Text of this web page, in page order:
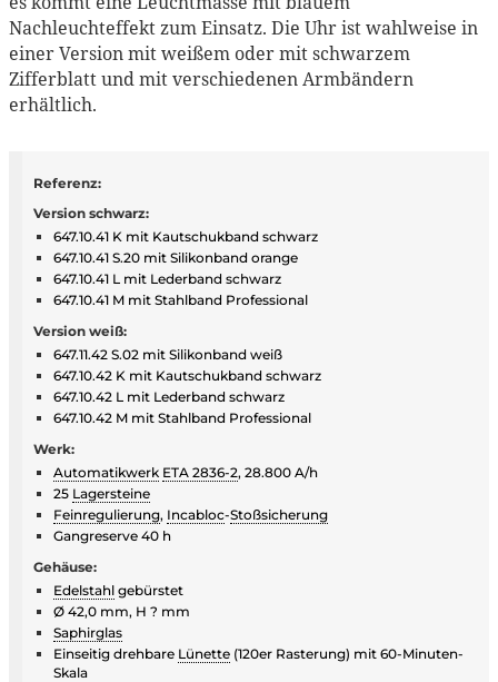
Nachleuchteffekt zum Einsatz. Die Uhr ist wahlweise in
einer Version mit weißem oder mit schwarzem
Zifferblatt und mit verschiedenen Armbändern
erhältlich.
Referenz:
Version schwarz:
647.10.41 K mit Kautschukband schwarz
647.10.41 S.20 mit Silikonband orange
647.10.41 L mit Lederband schwarz
647.10.41 M mit Stahlband Professional
Version weiß:
647.11.42 S.02 mit Silikonband weiß
647.10.42 K mit Kautschukband schwarz
647.10.42 L mit Lederband schwarz
647.10.42 M mit Stahlband Professional
Werk:
Automatikwerk ETA 2836-2, 28.800 A/h
25 Lagersteine
Feinregulierung, Incabloc-Stoßsicherung
Gangreserve 40 h
Gehäuse:
Edelstahl gebürstet
Ø 42,0 mm, H ? mm
Saphirglas
Einseitig drehbare Lünette (120er Rasterung) mit 60-Minuten-
Skala